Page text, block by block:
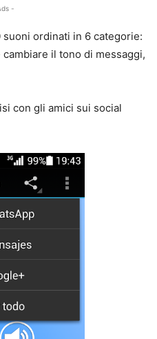
-
ordinati in 6 categorie:
il tono di messaggi,
con gli amici sui social